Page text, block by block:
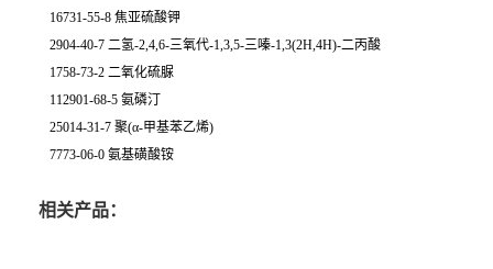
16731-55-8 焦亚硫酸钾
2904-40-7 二氢-2,4,6-三氧代-1,3,5-三嗪-1,3(2H,4H)-二丙酸
1758-73-2 二氧化硫脲
112901-68-5 氨磷汀
25014-31-7 聚(α-甲基苯乙烯)
7773-06-0 氨基磺酸铵
相关产品：